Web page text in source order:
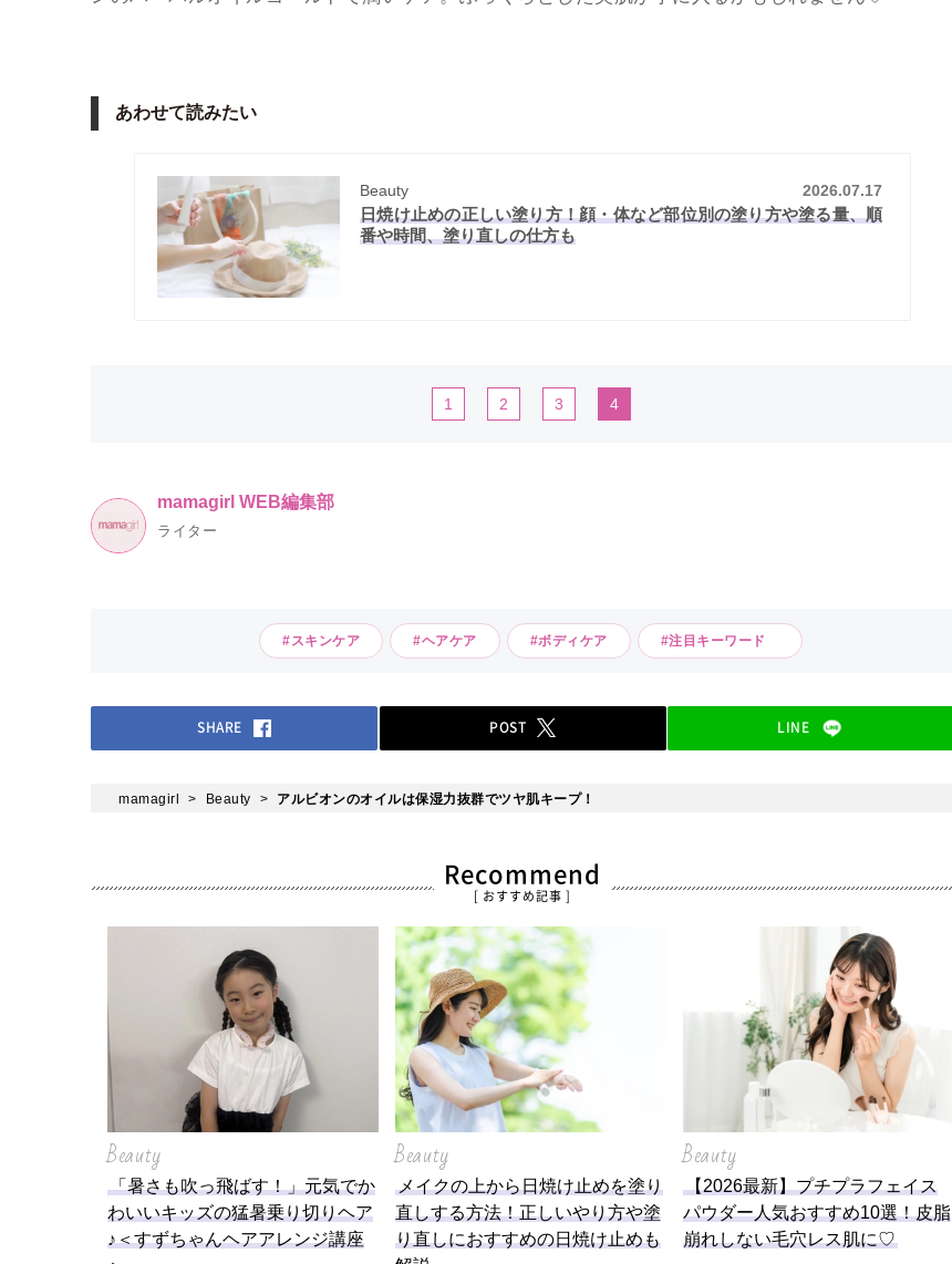
あわせて読みたい
Beauty 2026.07.17
日焼け止めの正しい塗り方！顔・体など部位別の塗り方や塗る量、順
番や時間、塗り直しの仕方も
1 2 3 4
mamagirl WEB編集部
ライター
#スキンケア #ヘアケア #ボディケア #注目キーワード
SHARE POST LINE
mamagirl Beauty アルビオンのオイルは保湿力抜群でツヤ肌キープ！
Recommend
[ おすすめ記事 ]
Beauty
「暑さも吹っ飛ばす！」元気でか
わいいキッズの猛暑乗り切りヘア
♪＜すずちゃんヘアアレンジ講座
Beauty
メイクの上から日焼け止めを塗り
直しする方法！正しいやり方や塗
り直しにおすすめの日焼け止めも
Beauty
【2026最新】プチプラフェイス
パウダー人気おすすめ10選！皮脂
崩れしない毛穴レス肌に♡